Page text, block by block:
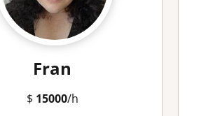
Fran
$ 15000/h